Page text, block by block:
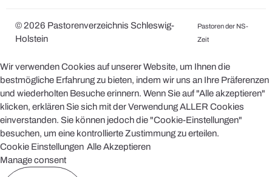
© 2026 Pastorenverzeichnis Schleswig-
Holstein
Pastoren der NS-
Zeit
Wir verwenden Cookies auf unserer Website, um Ihnen die
bestmögliche Erfahrung zu bieten, indem wir uns an Ihre Präferenzen
und wiederholten Besuche erinnern. Wenn Sie auf "Alle akzeptieren"
klicken, erklären Sie sich mit der Verwendung ALLER Cookies
einverstanden. Sie können jedoch die "Cookie-Einstellungen"
besuchen, um eine kontrollierte Zustimmung zu erteilen.
Cookie Einstellungen Alle Akzeptieren
Manage consent